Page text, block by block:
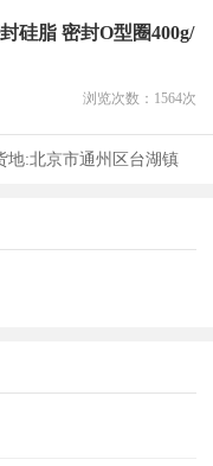
硅脂 密封O型圈400g/
浏览次数： 1564次
地:北京市通州区台湖镇